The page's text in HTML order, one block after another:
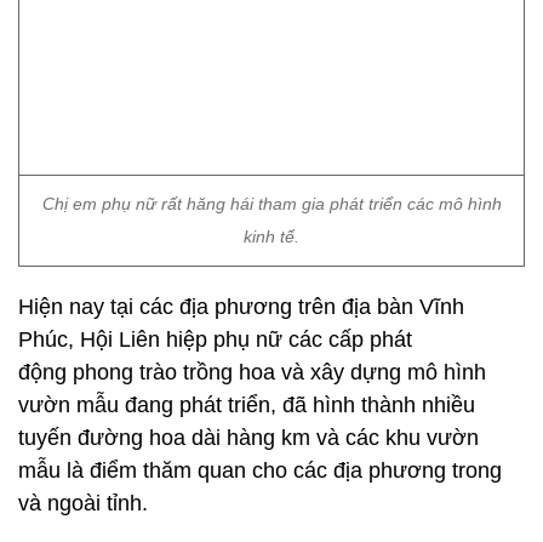
Phúc, Hội Liên hiệp phụ nữ các cấp phát
tuyến đường hoa dài hàng km và các khu vườn
mẫu là điểm thăm quan cho các địa phương trong
và ngoài tỉnh.
Từ đó, đã lan tỏa thành phong trào chung về trồng
cây, trồng hoa, xây dựng vườn mẫu ở nông thôn,
góp phần đưa nơi đây trở thành những vùng quê